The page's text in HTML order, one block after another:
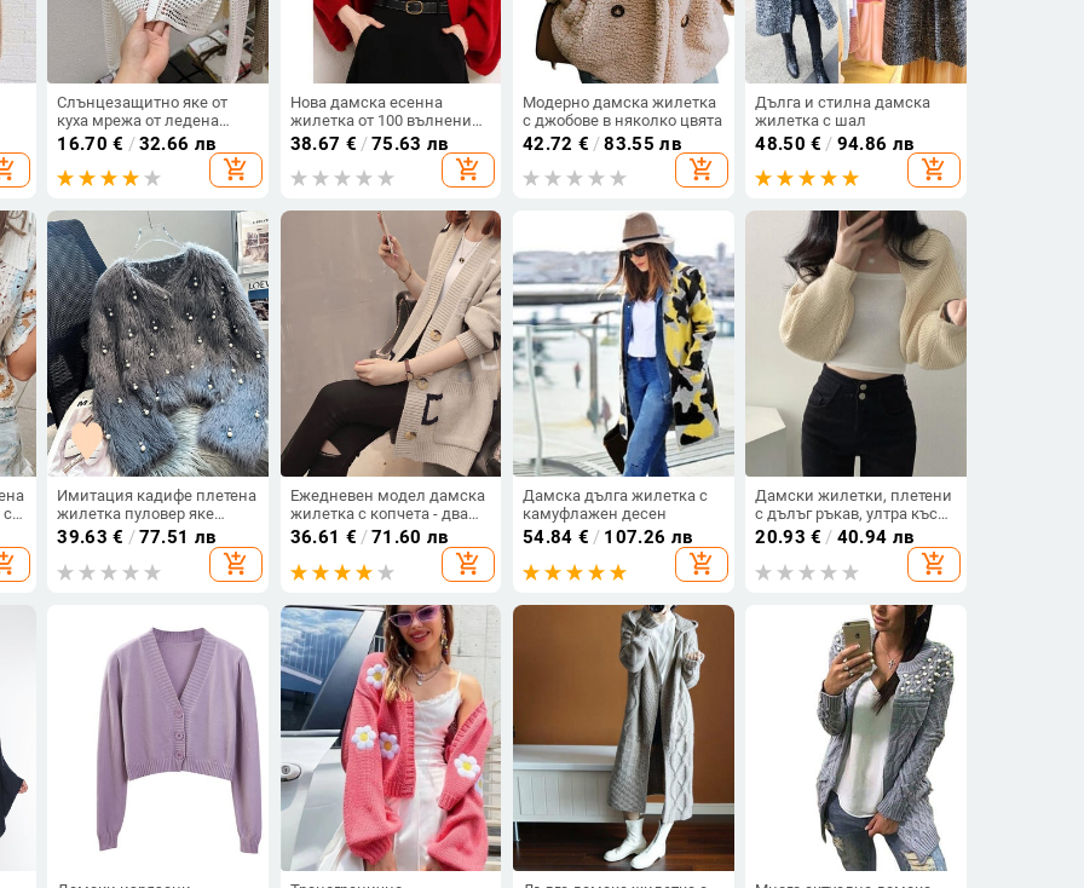
Слънцезащитно яке от
куха мрежа от ледена
коприна за дамско лятно
връхно облекло с дълги
ръкави и малък шал
16.70 € /32.66 лв
add_shopping_cart
Нова дамска есенна
жилетка от 100 вълнени
шалове с модерен топъл
дамски шал с
предпазител за раменете
от името на тенденцията
38.67 € /75.63 лв
add_shopping_cart
Модерно дамска жилетка
с джобове в няколко цвята
42.72 € /83.55 лв
add_shopping_cart
Дълга и стилна дамска
жилетка с шал
48.50 € / 94.86 лв
add_shopping_cart
с
Имитация кадифе плетена
жилетка пуловер яке
дамско пролет есен зима
удебелено късо 2024 ново
висококачествено добре
39.63 € /77.51 лв
add_shopping_cart
Ежедневен модел дамска
жилетка с копчета - два
цвята
36.61 € /71.60 лв
add_shopping_cart
Дамска дълга жилетка с
камуфлажен десен
54.84 € / 107.26 лв
add_shopping_cart
Дамски жилетки, плетени
с дълъг ръкав, ултра къс
шал, пролетен есенен
20.93 € / 40.94 лв
add_shopping_cart